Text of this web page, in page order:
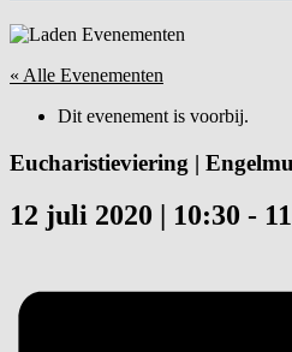
« Alle Evenementen
Dit evenement is voorbij.
Eucharistieviering |
12 juli 2020 | 10:30 -